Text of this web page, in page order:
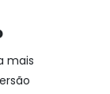
mais